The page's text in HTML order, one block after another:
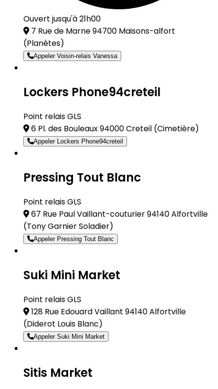
Ouvert jusqu'à 21h00
7 Rue de Marne 94700 Maisons-alfort
(Planètes)
Appeler Voisin-relais Vanessa
Lockers Phone94creteil
Point relais GLS
6 Pl. des Bouleaux 94000 Creteil (Cimetière)
Appeler Lockers Phone94creteil
Pressing Tout Blanc
Point relais GLS
67 Rue Paul Vaillant-couturier 94140 Alfortville
(Tony Garnier Soladier)
Appeler Pressing Tout Blanc
Suki Mini Market
Point relais GLS
128 Rue Edouard Vaillant 94140 Alfortville
(Diderot Louis Blanc)
Appeler Suki Mini Market
Sitis Market